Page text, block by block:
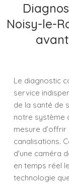
Noisy-le-
Le diagnostic
service
de la santé de
notre système
mesure
canalisations.
d'une caméra
en temps réel
technologie